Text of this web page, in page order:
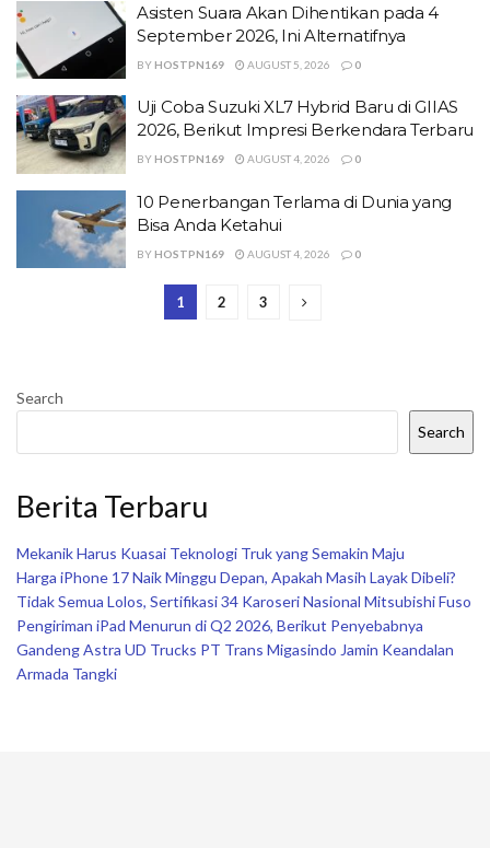
Asisten Suara Akan Dihentikan pada 4
September 2026, Ini Alternatifnya
BY HOSTPN169 AUGUST 5, 2026 0
Uji Coba Suzuki XL7 Hybrid Baru di GIIAS
2026, Berikut Impresi Berkendara Terbaru
BY HOSTPN169 AUGUST 4, 2026 0
10 Penerbangan Terlama di Dunia yang
Bisa Anda Ketahui
BY HOSTPN169 AUGUST 4, 2026 0
1 2 3
Search
Search
Berita Terbaru
Mekanik Harus Kuasai Teknologi Truk yang Semakin Maju
Harga iPhone 17 Naik Minggu Depan, Apakah Masih Layak Dibeli?
Tidak Semua Lolos, Sertifikasi 34 Karoseri Nasional Mitsubishi Fuso
Pengiriman iPad Menurun di Q2 2026, Berikut Penyebabnya
Gandeng Astra UD Trucks PT Trans Migasindo Jamin Keandalan
Armada Tangki